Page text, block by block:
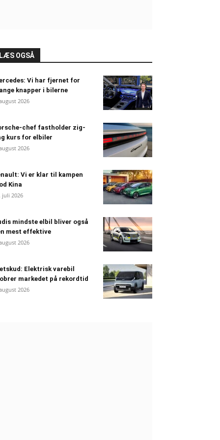
LÆS OGSÅ
Vi har fjernet for
knapper i bilerne
2026
chef fastholder zig-
kurs for elbiler
2026
Vi er klar til kampen
Kina
juli 2026
mindste elbil bliver også
mest effektive
2026
Elektrisk varebil
markedet på rekordtid
2026